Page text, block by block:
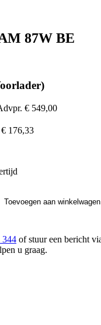
87W BE
€ 549,00
176,33
Toevoegen aan winkelwagen
344 of stuur een bericht
u graag.